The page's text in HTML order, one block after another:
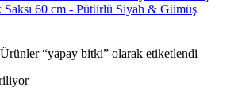
60 cm - Pütürlü Siyah & Gümüş
Ürünler “yapay bitki” olarak etiketlendi